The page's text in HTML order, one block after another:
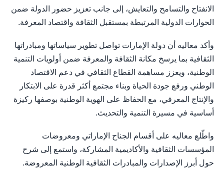
الانفتاح والتسامح والتعايش، إلى جانب تعزيز حضور الدولة ضمن
الحوارات الدولية المرتبطة بمستقبل الثقافة واقتصاد المعرفة.
وأكد معاليه أن دولة الإمارات تواصل تطوير سياساتها ومبادراتها
الثقافية بما يرسخ مكانة الثقافة والمعرفة ضمن أولويات التنمية
الوطنية، ويعزز مساهمة القطاع الثقافي في دعم الاقتصاد
الوطني ورفع جودة الحياة وبناء مجتمع أكثر قدرة على الابتكار
والإنتاج المعرفي، مع الحفاظ على الهوية الوطنية بوصفها ركيزة
أساسية في مسيرة التنمية والتحديث.
واطّلع معاليه على أقسام الجناح الإماراتي ومعروضات
المؤسسات الثقافية والأكاديمية المشاركة، واستمع إلى شرح
حول أبرز الإصدارات والمبادرات الثقافية الوطنية المعروضة.